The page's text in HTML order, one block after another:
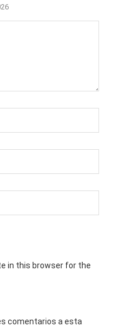
in this browser for the
comentarios a esta